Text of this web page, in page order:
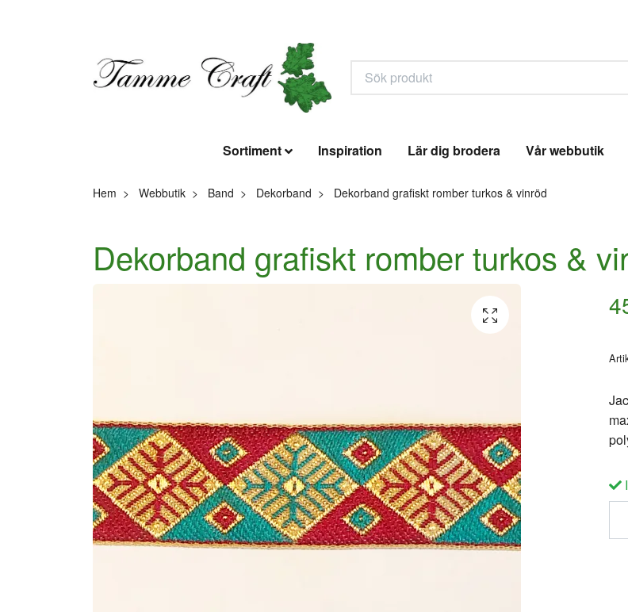
Sortiment Inspiration Lär dig brodera Vår webbutik
Hem Webbutik Band Dekorband Dekorband grafiskt romber turkos & vinröd
Dekorband grafiskt romber turkos &